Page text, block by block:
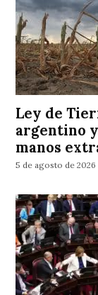
Ley de
argentino
manos
5 de agosto de 2026